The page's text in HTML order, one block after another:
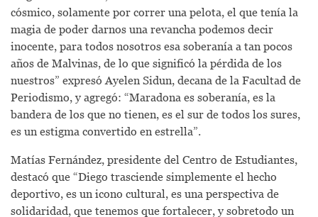
cósmico, solamente por correr una pelota, el que tenía la
magia de poder darnos una revancha podemos decir
inocente, para todos nosotros esa soberanía a tan pocos
años de Malvinas, de lo que significó la pérdida de los
nuestros” expresó Ayelen Sidun, decana de la Facultad de
Periodismo, y agregó: “Maradona es soberanía, es la
bandera de los que no tienen, es el sur de todos los sures,
es un estigma convertido en estrella”.
Matías Fernández, presidente del Centro de Estudiantes,
destacó que “Diego trasciende simplemente el hecho
deportivo, es un icono cultural, es una perspectiva de
solidaridad, que tenemos que fortalecer, y sobretodo un